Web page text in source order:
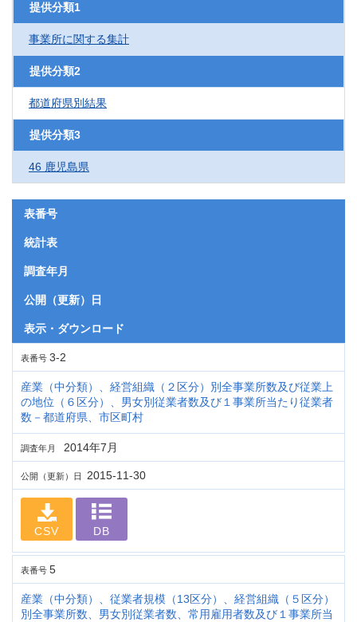
提供分類1
事業所に関する集計
提供分類2
都道府県別結果
提供分類3
46 鹿児島県
表番号
統計表
調査年月
公開（更新）日
表示・ダウンロード
表番号 3-2
産業（中分類）、経営組織（２区分）別全事業所数及び従業上
の地位（６区分）、男女別従業者数及び１事業所当たり従業者
数－都道府県、市区町村
調査年月 2014年7月
公開（更新）日 2015-11-30
CSV DB
表番号 5
産業（中分類）、従業者規模（13区分）、経営組織（５区分）
別全事業所数、男女別従業者数、常用雇用者数及び１事業所当